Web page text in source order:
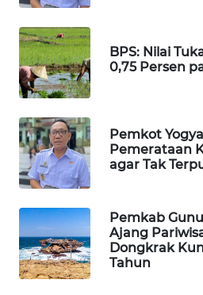
BPS: Nilai
0,75 Persen
Pemkot
Pemerataan
agar Tak
Pemkab
Ajang
Dongkrak
Tahun
WATCH
MKLI
LPKKI
LKKI
PORTAL
KONSUMEN